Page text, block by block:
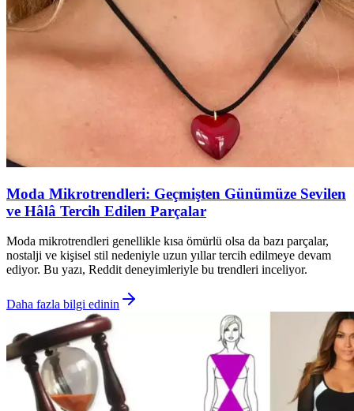
Moda Mikrotrendleri: Geçmişten Günümüze Sevilen
ve Hâlâ Tercih Edilen Parçalar
Moda mikrotrendleri genellikle kısa ömürlü olsa da bazı parçalar,
nostalji ve kişisel stil nedeniyle uzun yıllar tercih edilmeye devam
ediyor. Bu yazı, Reddit deneyimleriyle bu trendleri inceliyor.
Daha fazla bilgi edinin